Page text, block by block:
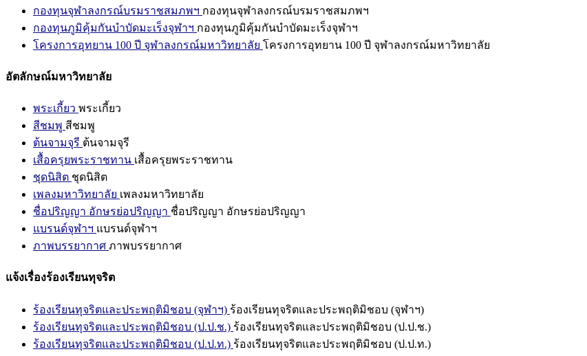
กองทุนจุฬาลงกรณ์บรมราชสมภพฯ กองทุนจุฬาลงกรณ์บรมราชสมภพฯ
กองทุนภูมิคุ้มกันบำบัดมะเร็งจุฬาฯ กองทุนภูมิคุ้มกันบำบัดมะเร็งจุฬาฯ
โครงการอุทยาน 100 ปี จุฬาลงกรณ์มหาวิทยาลัย โครงการอุทยาน 100 ปี จุฬาลงกรณ์มหาวิทยาลัย
อัตลักษณ์มหาวิทยาลัย
พระเกี้ยว พระเกี้ยว
สีชมพู สีชมพู
ต้นจามจุรี ต้นจามจุรี
เสื้อครุยพระราชทาน เสื้อครุยพระราชทาน
ชุดนิสิต ชุดนิสิต
เพลงมหาวิทยาลัย เพลงมหาวิทยาลัย
ชื่อปริญญา อักษรย่อปริญญา ชื่อปริญญา อักษรย่อปริญญา
แบรนด์จุฬาฯ แบรนด์จุฬาฯ
ภาพบรรยากาศ ภาพบรรยากาศ
แจ้งเรื่องร้องเรียนทุจริต
ร้องเรียนทุจริตและประพฤติมิชอบ (จุฬาฯ) ร้องเรียนทุจริตและประพฤติมิชอบ (จุฬาฯ)
ร้องเรียนทุจริตและประพฤติมิชอบ (ป.ป.ช.) ร้องเรียนทุจริตและประพฤติมิชอบ (ป.ป.ช.)
ร้องเรียนทุจริตและประพฤติมิชอบ (ป.ป.ท.) ร้องเรียนทุจริตและประพฤติมิชอบ (ป.ป.ท.)